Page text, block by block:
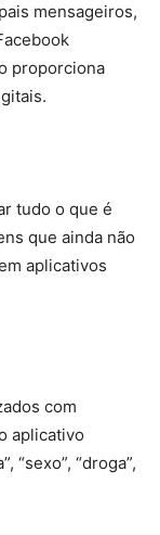
mensageiros,
proporciona
tudo o que é
que ainda não
aplicativos
com
aplicativo
“sexo”, “droga”,